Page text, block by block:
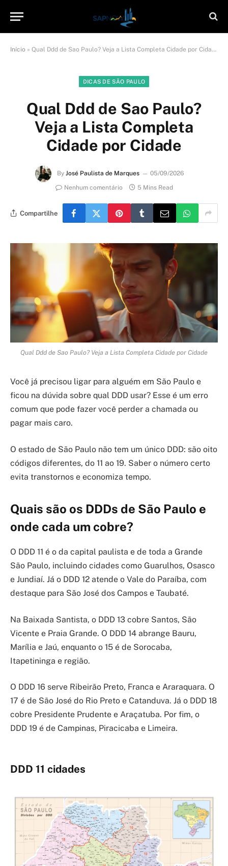
Início » Qual Ddd de Sao Paulo? Veja a Lista Completa Cidade por Cidade
DICAS DE SÃO PAULO
Qual Ddd de Sao Paulo?
Veja a Lista Completa
Cidade por Cidade
By José Paulista de Marques
05/09/2026
Nenhum comentário
5 Mins Read
Compartilhe
Qual Ddd de Sao Paulo? Veja a Lista Completa Cidade por Cidade
Você já precisou ligar para alguém em São Paulo e
ficou na dúvida sobre qual DDD usar? Esse é um erro
comum que pode fazer você perder a chamada ou
pagar mais caro.
O estado de São Paulo não tem um único DDD: são oito
códigos diferentes, do 11 ao 19. Saber o número certo
evita transtornos e economiza tempo.
Quais são os DDDs de São Paulo e
onde cada um cobre?
O DDD 11 é o da capital paulista e de toda a Grande
São Paulo, incluindo cidades como Guarulhos, Osasco
e Jundiaí. Já o DDD 12 atende o Vale do Paraíba, com
destaque para São José dos Campos e Taubaté.
Na Baixada Santista, o DDD 13 cobre Santos, São
Vicente e Praia Grande. O DDD 14 abrange Bauru,
Marília e Jaú, enquanto o 15 é de Sorocaba,
Itapetininga e região.
O DDD 16 serve Ribeirão Preto, Franca e Araraquara. O
17 é de São José do Rio Preto e Catanduva. Já o DDD 18
cobre Presidente Prudente e Araçatuba. Por fim, o
DDD 19 é de Campinas, Piracicaba e Limeira.
DDD 11 cidades